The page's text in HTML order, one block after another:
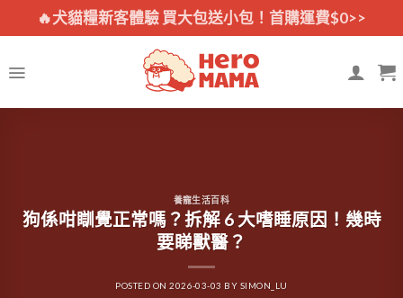
🔥犬貓糧新客體驗 買大包送小包！首購運費$0>>
養寵生活百科
狗係咁瞓覺正常嗎？拆解 6 大嗜睡原因！幾時
要睇獸醫？
POSTED ON2026-03-03 BY SIMON_LU